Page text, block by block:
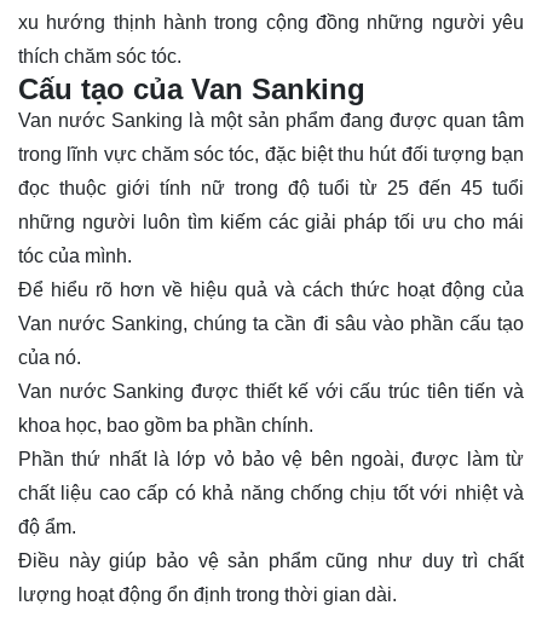
xu hướng thịnh hành trong cộng đồng những người yêu
thích chăm sóc tóc.
Cấu tạo của Van Sanking
Van nước Sanking là một sản phẩm đang được quan tâm
trong lĩnh vực chăm sóc tóc, đặc biệt thu hút đối tượng bạn
đọc thuộc giới tính nữ trong độ tuổi từ 25 đến 45 tuổi
những người luôn tìm kiếm các giải pháp tối ưu cho mái
tóc của mình.
Để hiểu rõ hơn về hiệu quả và cách thức hoạt động của
Van nước Sanking, chúng ta cần đi sâu vào phần cấu tạo
của nó.
Van nước Sanking được thiết kế với cấu trúc tiên tiến và
khoa học, bao gồm ba phần chính.
Phần thứ nhất là lớp vỏ bảo vệ bên ngoài, được làm từ
chất liệu cao cấp có khả năng chống chịu tốt với nhiệt và
độ ẩm.
Điều này giúp bảo vệ sản phẩm cũng như duy trì chất
lượng hoạt động ổn định trong thời gian dài.